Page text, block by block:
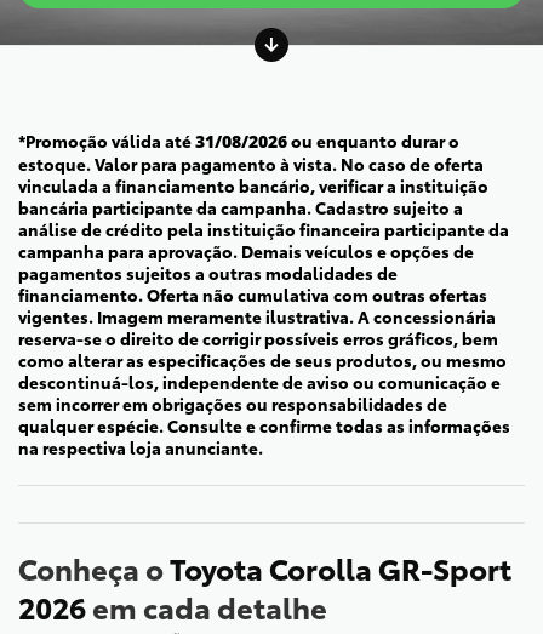
*Promoção válida até31/08/2026ou enquanto durar o
estoque. Valor para pagamento à vista. No caso de oferta
vinculada a financiamento bancário, verificar a instituição
bancária participante da campanha. Cadastro sujeito a
análise de crédito pela instituição financeira participante da
campanha para aprovação. Demais veículos e opções de
pagamentos sujeitos a outras modalidades de
financiamento. Oferta não cumulativa com outras ofertas
vigentes. Imagem meramente ilustrativa. A concessionária
reserva-se o direito de corrigir possíveis erros gráficos, bem
como alterar as especificações de seus produtos, ou mesmo
descontinuá-los, independente de aviso ou comunicação e
sem incorrer em obrigações ou responsabilidades de
qualquer espécie. Consulte e confirme todas as informações
na respectiva loja anunciante.
Conheça oToyota Corolla GR-Sport
2026em cada detalhe